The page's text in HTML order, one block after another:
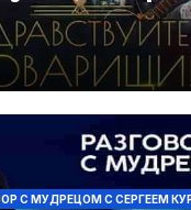
С МУДРЕЦОМ С СЕРГЕЕМ